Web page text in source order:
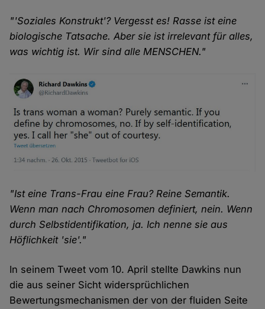
"'Soziales Konstrukt'? Vergesst es! Rasse ist eine
biologische Tatsache. Aber sie ist irrelevant für alles,
was wichtig ist. Wir sind alle MENSCHEN."
"Ist eine Trans-Frau eine Frau? Reine Semantik.
Wenn man nach Chromosomen definiert, nein. Wenn
durch Selbstidentifikation, ja. Ich nenne sie aus
Höflichkeit 'sie'."
In seinem Tweet vom 10. April stellte Dawkins nun
die aus seiner Sicht widersprüchlichen
Bewertungsmechanismen der von der fluiden Seite